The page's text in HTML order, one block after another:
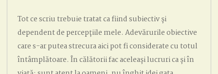
Tot ce scriu trebuie tratat ca fiind subiectiv și
dependent de percepțiile mele. Adevărurile obiective
care s-ar putea strecura aici pot fi considerate cu totul
întâmplătoare. În călătorii fac aceleași lucruri ca și în